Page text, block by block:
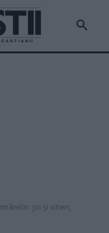
joi și vineri,